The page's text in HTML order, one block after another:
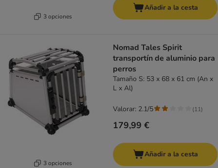
3 opciones
Añadir a la cesta
3 opciones
Nomad Tales Spirit
transportín de aluminio para
perros
Tamaño S: 53 x 68 x 61 cm (An x
L x Al)
179,99 €
Valorar: 2.1/5 (11)
Añadir a la cesta